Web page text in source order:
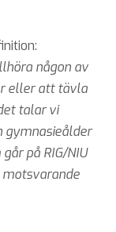
någon av
eller att tävla
talar vi
gymnasieålder
på RIG/NIU